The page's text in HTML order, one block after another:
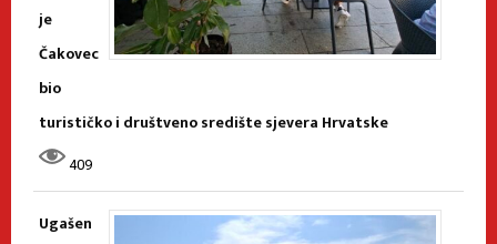
je
Čakovec
bio
turističko i društveno središte sjevera Hrvatske
409
Ugašen